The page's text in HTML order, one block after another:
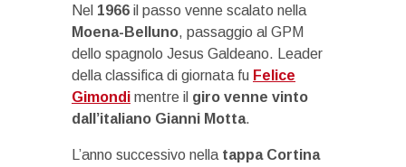
Nel 1966 il passo venne scalato nella
Moena-Belluno, passaggio al GPM
dello spagnolo Jesus Galdeano. Leader
della classifica di giornata fu Felice
Gimondi mentre il giro venne vinto
dall’italiano Gianni Motta.
L’anno successivo nella tappa Cortina